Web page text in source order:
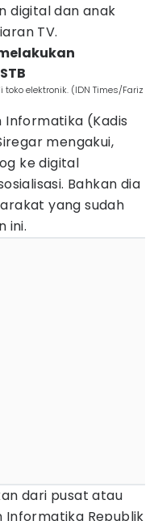
digital dan anak
TV.
elektronik. (IDN Times/Fariz
Informatika (Kadis
mengakui,
ke digital
Bahkan dia
yang sudah
ini.
dari pusat atau
Informatika Republik